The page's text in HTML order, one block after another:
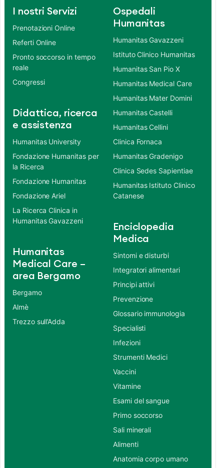
I nostri Servizi
Prenotazioni Online
Referti Online
Pronto soccorso in tempo
reale
Congressi
Didattica, ricerca
e assistenza
Humanitas University
Fondazione Humanitas per
la Ricerca
Fondazione Humanitas
Fondazione Ariel
La Ricerca Clinica in
Humanitas Gavazzeni
Humanitas
Medical Care –
area Bergamo
Bergamo
Almè
Trezzo sull’Adda
Ospedali
Humanitas
Humanitas Gavazzeni
Istituto Clinico Humanitas
Humanitas San Pio X
Humanitas Medical Care
Humanitas Mater Domini
Humanitas Castelli
Humanitas Cellini
Clinica Fornaca
Humanitas Gradenigo
Clinica Sedes Sapientiae
Humanitas Istituto Clinico
Catanese
Enciclopedia
Medica
Sintomi e disturbi
Integratori alimentari
Principi attivi
Prevenzione
Glossario immunologia
Specialisti
Infezioni
Strumenti Medici
Vaccini
Vitamine
Esami del sangue
Primo soccorso
Sali minerali
Alimenti
Anatomia corpo umano